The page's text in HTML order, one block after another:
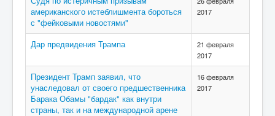
американского истеблишмента бороться
с "фейковыми новостями"
2017
Дар предвидения Трампа
21 февраля
2017
Президент Трамп заявил, что
унаследовал от своего предшественника
Барака Обамы "бардак" как внутри
страны, так и на международной арене
16 февраля
2017